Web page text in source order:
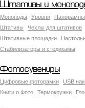
Штативы и
Моноподы Уровни
Штативы
Чехлы для штативов
Штативные площадки
Стабилизаторы и стедикамы
Фотосувениры
Цифровые фоторамки USB
Книги о Фото
Термокружки